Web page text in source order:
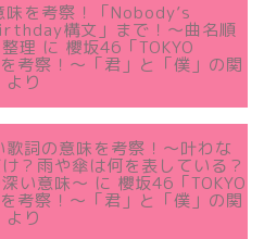
を考察！「Nobody’s
構文」まで！〜曲名順
理 に 櫻坂46「TOKYO
考察！〜「君」と「僕」の関
より
詞の意味を考察！〜叶わな
？雨や傘は何を表している？
い意味～ に 櫻坂46「TOKYO
考察！〜「君」と「僕」の関
より